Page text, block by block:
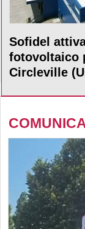
Sofidel
fotovoltaico
Circleville